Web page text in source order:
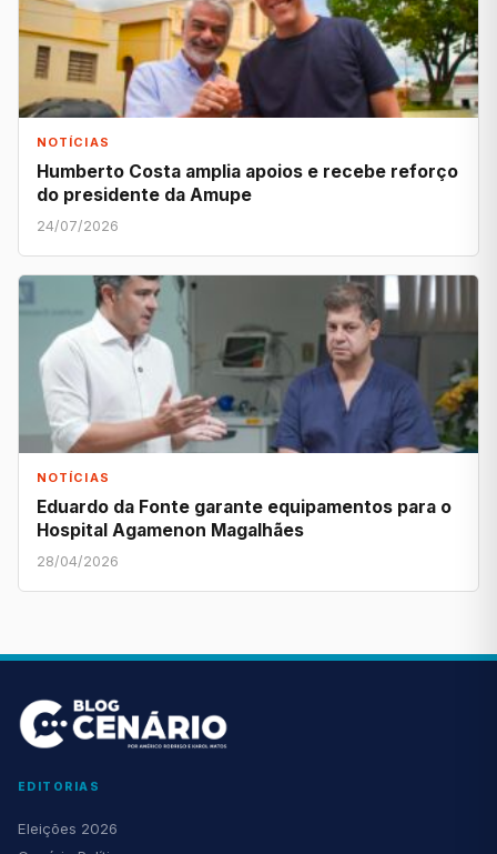
NOTÍCIAS
Humberto Costa amplia apoios e recebe reforço
do presidente da Amupe
24/07/2026
NOTÍCIAS
Eduardo da Fonte garante equipamentos para o
Hospital Agamenon Magalhães
28/04/2026
EDITORIAS
Eleições 2026